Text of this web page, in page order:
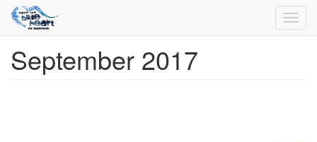
Direkt
zum
September 2017